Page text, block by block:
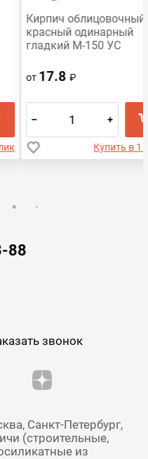
Кирпич облицовочный
красный одинарный
гладкий М-150 УС
17.8₽
Купить в 1 клик
88
звонок
Санкт-Петербург,
(строительные,
из